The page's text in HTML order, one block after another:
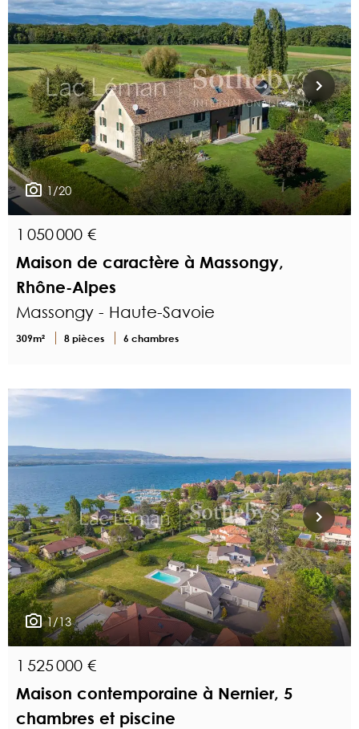
1/20
1 050 000 €
Maison de caractère à Massongy,
Rhône-Alpes
Massongy - Haute-Savoie
309m² 8 pièces 6 chambres
1/13
1 525 000 €
Maison contemporaine à Nernier, 5
chambres et piscine